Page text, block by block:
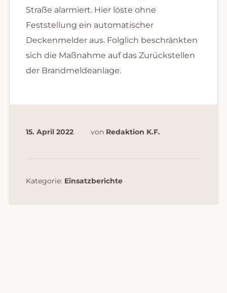
Straße alarmiert. Hier löste ohne
Feststellung ein automatischer
Deckenmelder aus. Folglich beschränkten
sich die Maßnahme auf das Zurückstellen
der Brandmeldeanlage.
15. April 2022 von Redaktion K.F.
Kategorie: Einsatzberichte